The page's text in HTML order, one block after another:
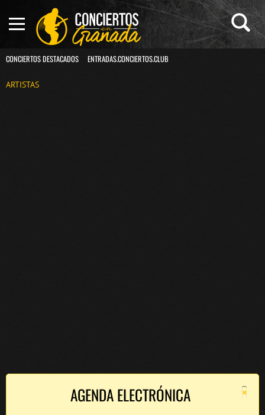
CONCIERTOS DESTACADOS ENTRADAS.CONCIERTOS.CLUB
ARTISTAS
×
AGENDA ELECTRÓNICA